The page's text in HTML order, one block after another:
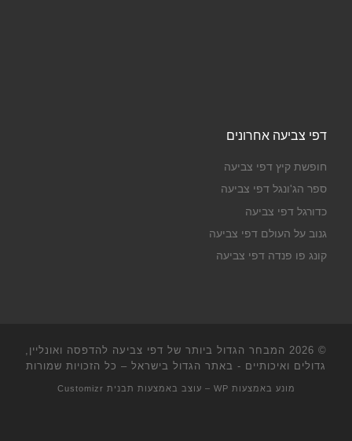
דפי צביעה אחרונים
חופשת קיץ דפי צביעה
ספר הג'ונגל דפי צביעה
כדורגל דפי צביעה
גנוב על העולם דפי צביעה
קונג פו פנדה דפי צביעה
© 2026
המבחר הגדול ביותר של דפי צביעה להדפסה ואונליין,
גדולים ואיכותיים - באתר הגדול בישראל – כל הזכויות שמורות
מונע באמצעות WP – עוצב באמצעות תבנית Customizr